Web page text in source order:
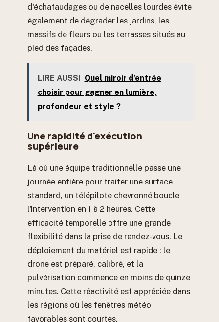
d'échafaudages ou de nacelles lourdes évite
également de dégrader les jardins, les
massifs de fleurs ou les terrasses situés au
pied des façades.
LIRE AUSSI Quel miroir d’entrée
choisir pour gagner en lumière,
profondeur et style ?
Une rapidité d'exécution
supérieure
Là où une équipe traditionnelle passe une
journée entière pour traiter une surface
standard, un télépilote chevronné boucle
l'intervention en 1 à 2 heures. Cette
efficacité temporelle offre une grande
flexibilité dans la prise de rendez-vous. Le
déploiement du matériel est rapide : le
drone est préparé, calibré, et la
pulvérisation commence en moins de quinze
minutes. Cette réactivité est appréciée dans
les régions où les fenêtres météo
favorables sont courtes.